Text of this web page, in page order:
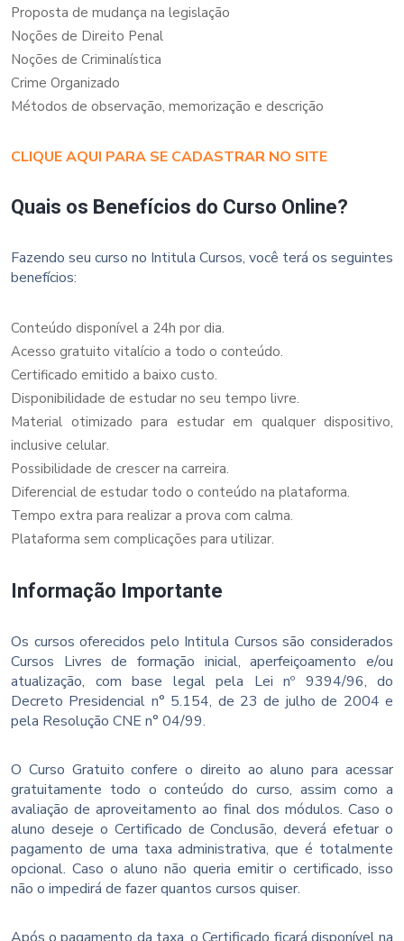
Proposta de mudança na legislação
Noções de Direito Penal
Noções de Criminalística
Crime Organizado
Métodos de observação, memorização e descrição
CLIQUE AQUI PARA SE CADASTRAR NO SITE
Quais os Benefícios do Curso Online?
Fazendo seu curso no Intitula Cursos, você terá os seguintes
benefícios:
Conteúdo disponível a 24h por dia.
Acesso gratuito vitalício a todo o conteúdo.
Certificado emitido a baixo custo.
Disponibilidade de estudar no seu tempo livre.
Material otimizado para estudar em qualquer dispositivo,
inclusive celular.
Possibilidade de crescer na carreira.
Diferencial de estudar todo o conteúdo na plataforma.
Tempo extra para realizar a prova com calma.
Plataforma sem complicações para utilizar.
Informação Importante
Os cursos oferecidos pelo Intitula Cursos são considerados
Cursos Livres de formação inicial, aperfeiçoamento e/ou
atualização, com base legal pela Lei nº 9394/96, do
Decreto Presidencial n° 5.154, de 23 de julho de 2004 e
pela Resolução CNE n° 04/99.
O Curso Gratuito confere o direito ao aluno para acessar
gratuitamente todo o conteúdo do curso, assim como a
avaliação de aproveitamento ao final dos módulos. Caso o
aluno deseje o Certificado de Conclusão, deverá efetuar o
pagamento de uma taxa administrativa, que é totalmente
opcional. Caso o aluno não queria emitir o certificado, isso
não o impedirá de fazer quantos cursos quiser.